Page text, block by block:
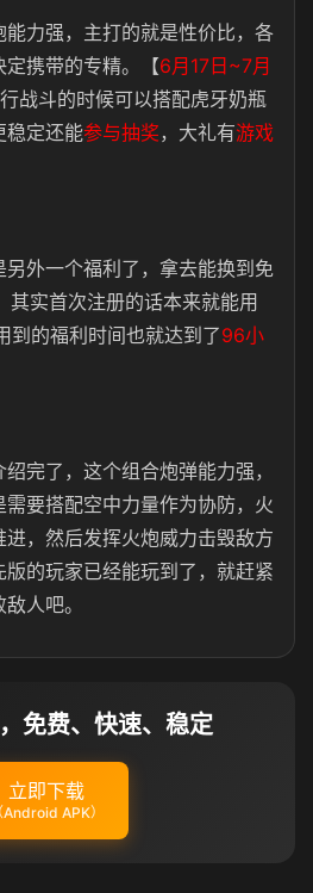
力强，主打的就是性价比，各
携带的专精。【6月17日~7月
战斗的时候可以搭配虎牙奶瓶
稳定还能参与抽奖 ，大礼有游戏
另外一个福利了，拿去能换到免
其实首次注册的话本来就能用
到的福利时间也就达到了96小
完了，这个组合炮弹能力强，
要搭配空中力量作为协防，火
，然后发挥火炮威力击毁敌方
的玩家已经能玩到了，就赶紧
人吧。
免费、快速、稳定
立即下载
Android APK）